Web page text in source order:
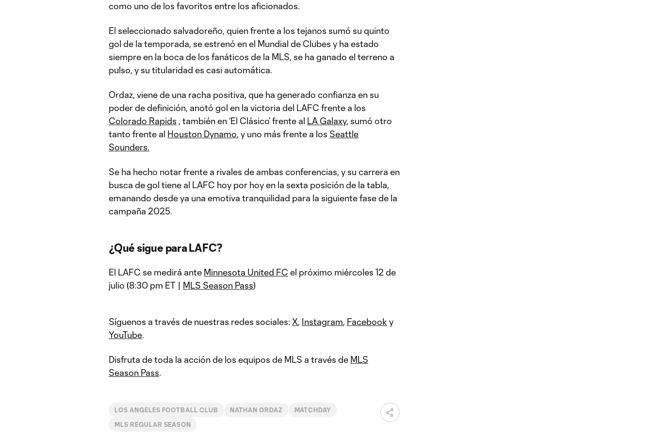
como uno de los favoritos entre los aficionados.
El seleccionado salvadoreño, quien frente a los tejanos sumó su quinto
gol de la temporada, se estrenó en el Mundial de Clubes y ha estado
siempre en la boca de los fanáticos de la MLS, se ha ganado el terreno a
pulso, y su titularidad es casi automática.
Ordaz, viene de una racha positiva, que ha generado confianza en su
poder de definición, anotó gol en la victoria del LAFC frente a los
Colorado Rapids , también en ‘El Clásico’ frente al LA Galaxy, sumó otro
tanto frente al Houston Dynamo, y uno más frente a los Seattle
Sounders.
Se ha hecho notar frente a rivales de ambas conferencias, y su carrera en
busca de gol tiene al LAFC hoy por hoy en la sexta posición de la tabla,
emanando desde ya una emotiva tranquilidad para la siguiente fase de la
campaña 2025.
¿Qué sigue para LAFC?
El LAFC se medirá ante Minnesota United FC el próximo miércoles 12 de
julio (8:30 pm ET | MLS Season Pass)
Síguenos a través de nuestras redes sociales: X, Instagram, Facebook y
YouTube.
Disfruta de toda la acción de los equipos de MLS a través de MLS
Season Pass.
LOS ANGELES FOOTBALL CLUB NATHAN ORDAZ MATCHDAY
MLS REGULAR SEASON